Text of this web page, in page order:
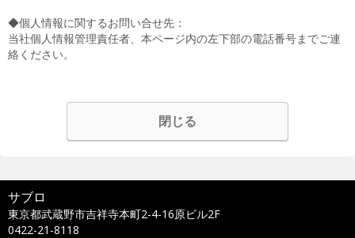
◆個人情報に関するお問い合せ先：
当社個人情報管理責任者、本ページ内の左下部の電話番号までご連
絡ください。
閉じる
サブロ
東京都武蔵野市吉祥寺本町2-4-16原ビル2F
0422-21-8118